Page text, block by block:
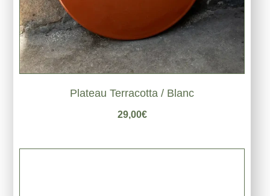
Plateau Terracotta / Blanc
29,00€